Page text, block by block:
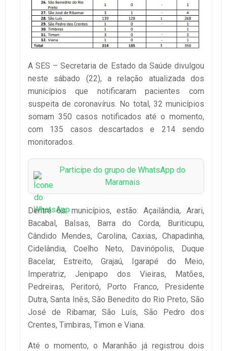
A SES – Secretaria de Estado da Saúde divulgou
neste sábado (22), a relação atualizada dos
municípios que notificaram pacientes com
suspeita de coronavírus. No total, 32 municípios
somam 350 casos notificados até o momento,
com 135 casos descartados e 214 sendo
monitorados.
Participe do grupo de WhatsApp do
Maramais
Dentre os municípios, estão: Açailândia, Arari,
Bacabal, Balsas, Barra do Corda, Buriticupu,
Cândido Mendes, Carolina, Caxias, Chapadinha,
Cidelândia, Coelho Neto, Davinópolis, Duque
Bacelar, Estreito, Grajaú, Igarapé do Meio,
Imperatriz, Jenipapo dos Vieiras, Matões,
Pedreiras, Peritoró, Porto Franco, Presidente
Dutra, Santa Inês, São Benedito do Rio Preto, São
José de Ribamar, São Luís, São Pedro dos
Crentes, Timbiras, Timon e Viana.
Até o momento, o Maranhão já registrou dois